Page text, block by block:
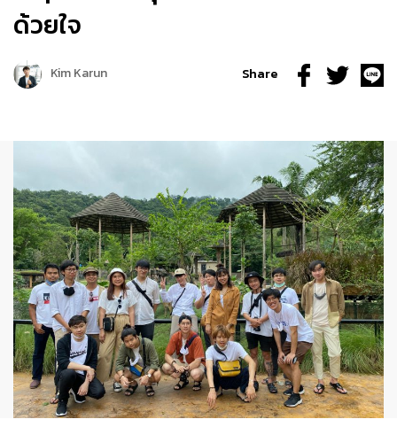
ด้วยใจ
Kim Karun Share